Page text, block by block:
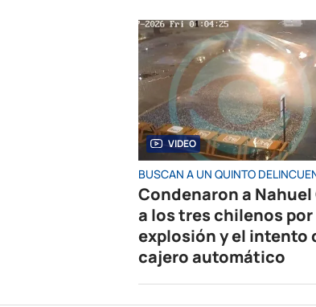
VIDEO
BUSCAN A UN QUINTO
Condenaron a Nahuel
a los tres chilenos por
explosión y el intento
cajero automático